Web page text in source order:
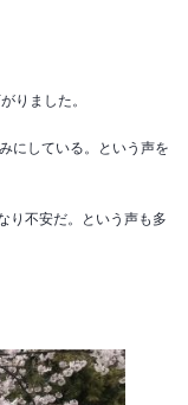
りました。
にしている。という声を
り不安だ。という声も多